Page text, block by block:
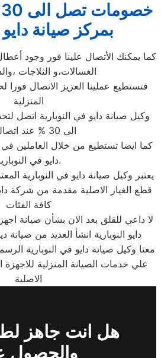
بمركز صيانة دايو
كما يمكنك الأتصال علينا فور وجود
الغسالات،و الثلاجات
فتستطيع عملينا العزيز الاتصال
المنزلية
وكيل صيانة دايو في النوبارية
الي 30 % عند اتصالك بنا
كما ايضا تستطيع من خلال العاملين
دايو في النوبارية.
يعتبر وكيل صيانة دايو في النوبارية
قطع الغيار الاصلية مقدمة من شركة
كافة الفئات
لا داعي للقلق بعد الان بشأن صيانة
دايو النوبارية انشأ العديد من صيانة
معنا وكيل صيانة دايو في النوبارية
علي خدمات الصيانة المنزلية للاجهزة
الاصلية
هل انت جاهز
والحصول